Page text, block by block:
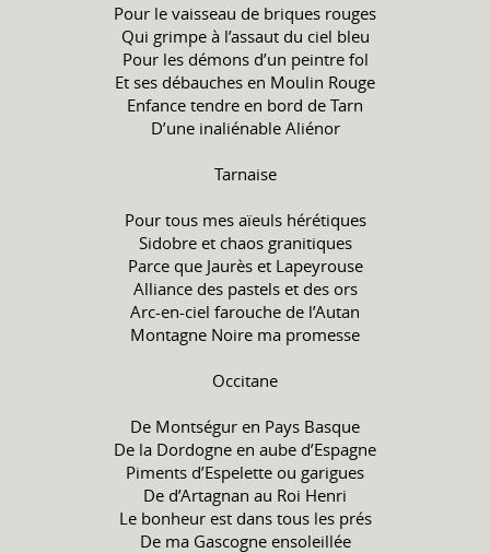
Pour le vaisseau de briques rouges
Qui grimpe à l’assaut du ciel bleu
Pour les démons d’un peintre fol
Et ses débauches en Moulin Rouge
Enfance tendre en bord de Tarn
D’une inaliénable Aliénor
Tarnaise
Pour tous mes aïeuls hérétiques
Sidobre et chaos granitiques
Parce que Jaurès et Lapeyrouse
Alliance des pastels et des ors
Arc-en-ciel farouche de l’Autan
Montagne Noire ma promesse
Occitane
De Montségur en Pays Basque
De la Dordogne en aube d’Espagne
Piments d’Espelette ou garigues
De d’Artagnan au Roi Henri
Le bonheur est dans tous les prés
De ma Gascogne ensoleillée